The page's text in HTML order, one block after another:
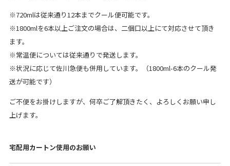
※720mlは従来通り12本までクール便可能です。
※1800mlを6本以上ご注文の場合は、二個口以上にて対応させて頂き
ます。
※常温便については従来通りで発送します。
※状況に応じて佐川急便も併用しています。（1800ml-6本のクール発
送が可能です）
ご不便をお掛けしますが、何卒ご了解頂きたく、よろしくお願い申し
上げます。
宅配用カートン使用のお願い